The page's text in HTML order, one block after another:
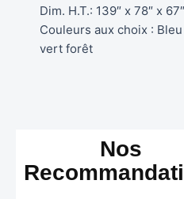
Dim. H.T.: 139″ x 78″ x
Couleurs aux choix :
vert forêt
Nos